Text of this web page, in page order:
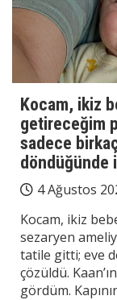
Kocam, ikiz
getireceğim
sadece
döndüğünde
4 Ağustos
Kocam, ikiz
sezaryen
tatile gitti; eve
çözüldü.
gördüm.